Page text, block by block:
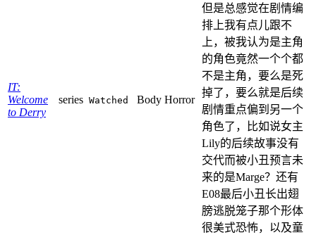
IT:
Welcome
to Derry
series Watched Body Horror
但是总感觉在剧情编
排上我有点儿跟不
上，被我认为是主角
的角色竟然一个个都
不是主角，要么是死
掉了，要么就是后续
剧情重点偏到另一个
角色了，比如说女主
Lily的后续故事没有
交代而被小丑预言未
来的是Marge？还有
E08最后小丑长出翅
膀逃脱笼子那个形体
很美式恐怖，以及童